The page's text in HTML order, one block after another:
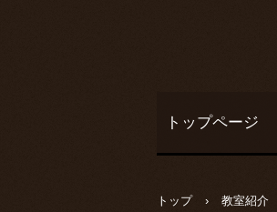
トップページ
トップ › 教室紹介